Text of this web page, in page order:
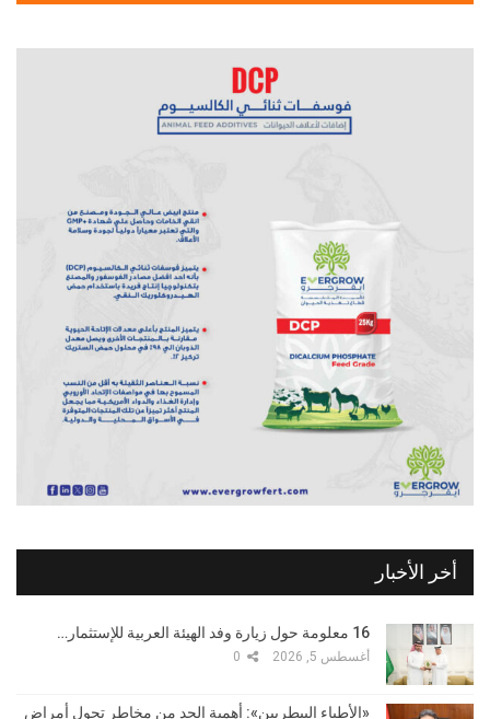
أخر الأخبار
16 معلومة حول زيارة وفد الهيئة العربية للإستثمار…
أغسطس 5, 2026
«الأطباء البيطريين»: أهمية الحد من مخاطر تحول أمراض